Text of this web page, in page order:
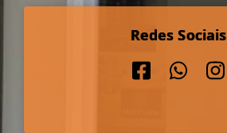
Redes Sociais